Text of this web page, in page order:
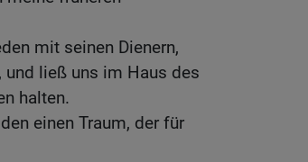
mit seinen Dienern,
ließ uns im Haus des
halten.
einen Traum, der für